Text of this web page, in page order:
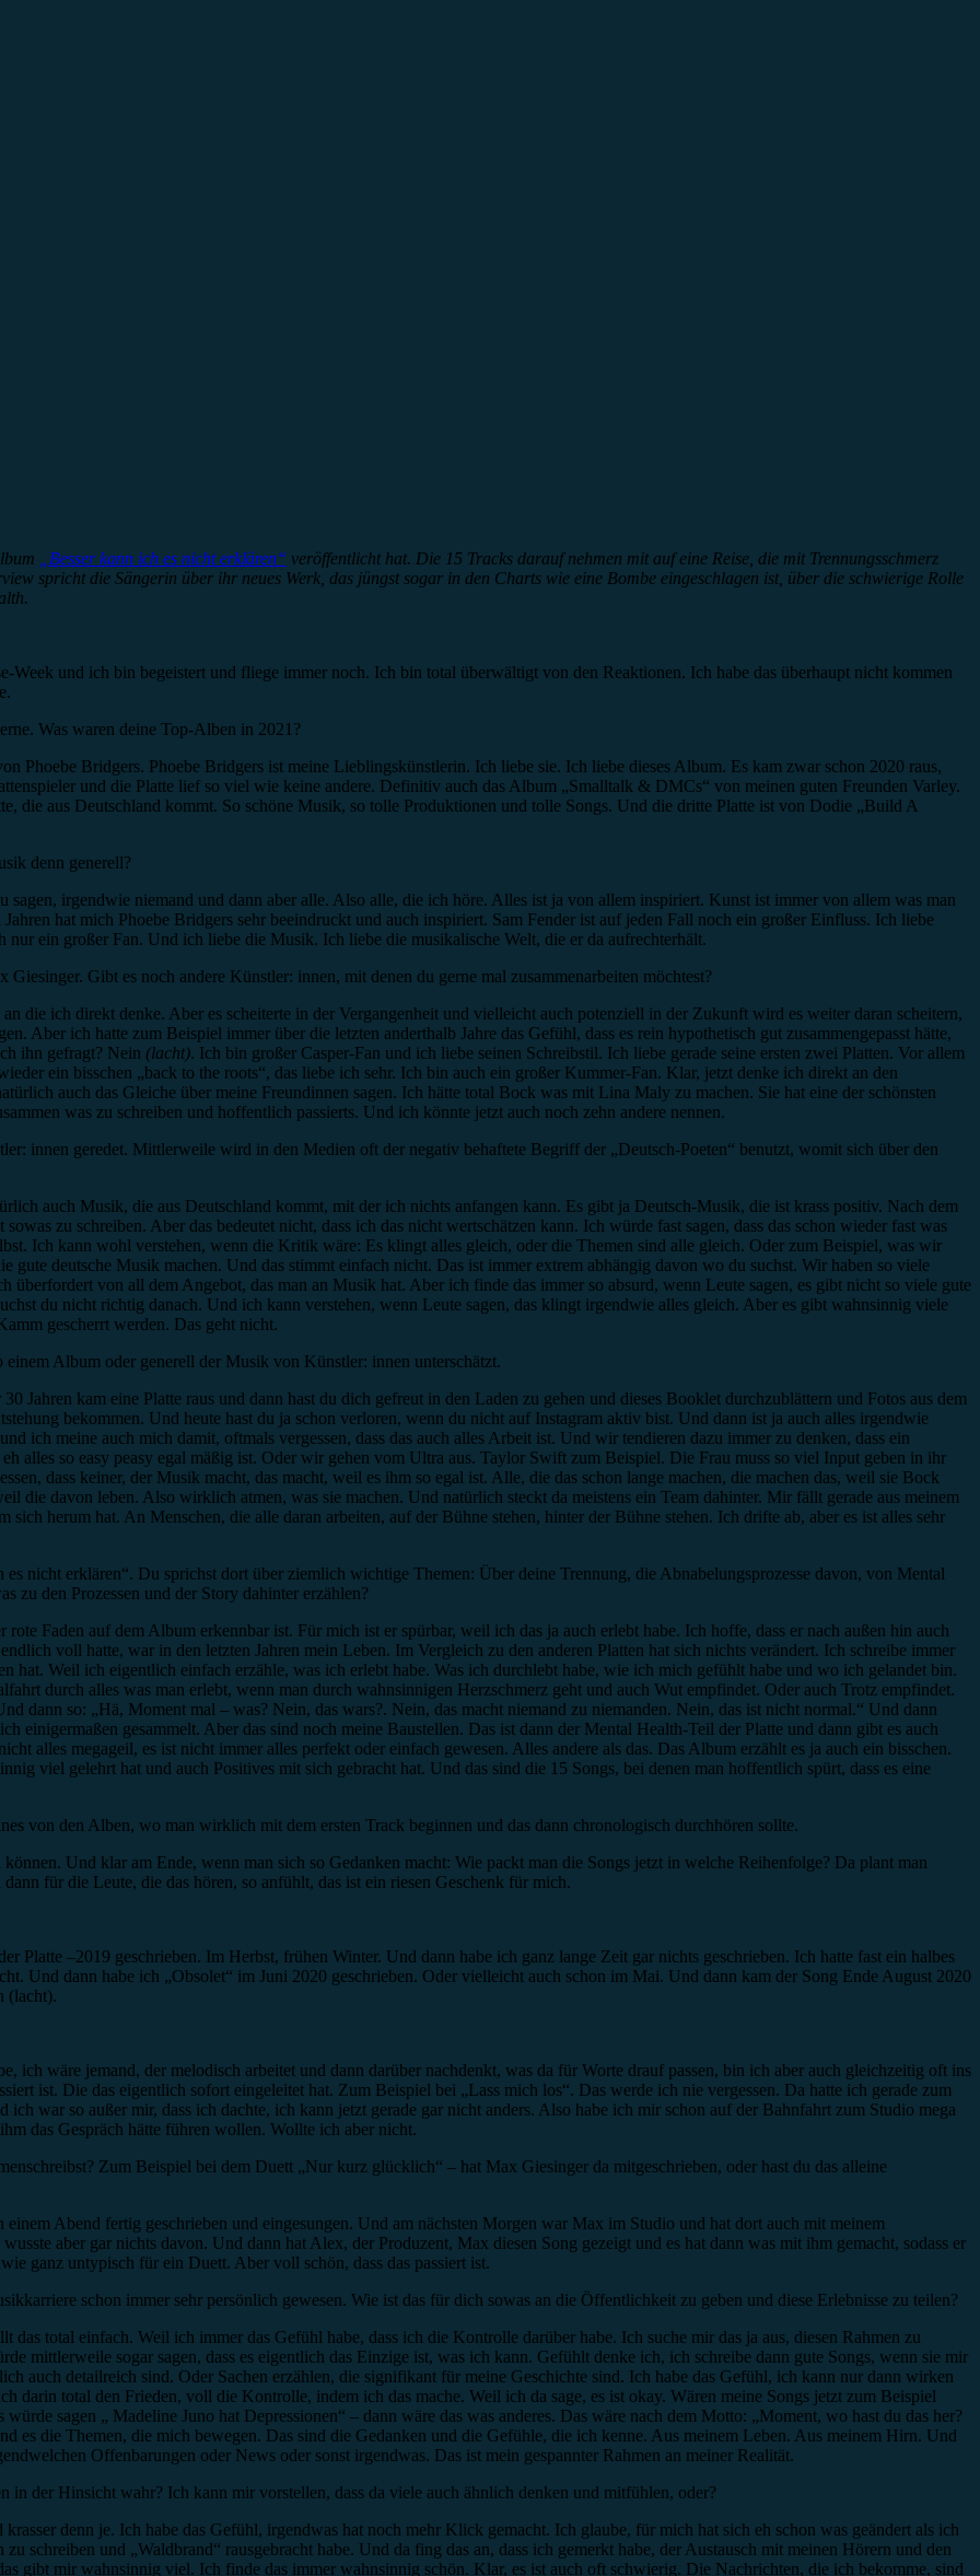
„Besser kann ich es nicht erklären“ veröffentlicht hat. Die 15 Tracks darauf nehmen mit auf eine Reise, die mit Trennungsschmerz
spricht die Sängerin über ihr neues Werk, das jüngst sogar in den Charts wie eine Bombe eingeschlagen ist, über die schwierige Rolle
Week und ich bin begeistert und fliege immer noch. Ich bin total überwältigt von den Reaktionen. Ich habe das überhaupt nicht kommen
Was waren deine Top-Alben in 2021?
Phoebe Bridgers. Phoebe Bridgers ist meine Lieblingskünstlerin. Ich liebe sie. Ich liebe dieses Album. Es kam zwar schon 2020 raus,
und die Platte lief so viel wie keine andere. Definitiv auch das Album „Smalltalk & DMCs“ von meinen guten Freunden Varley.
die aus Deutschland kommt. So schöne Musik, so tolle Produktionen und tolle Songs. Und die dritte Platte ist von Dodie „Build A
denn generell?
irgendwie niemand und dann aber alle. Also alle, die ich höre. Alles ist ja von allem inspiriert. Kunst ist immer von allem was man
hat mich Phoebe Bridgers sehr beeindruckt und auch inspiriert. Sam Fender ist auf jeden Fall noch ein großer Einfluss. Ich liebe
ein großer Fan. Und ich liebe die Musik. Ich liebe die musikalische Welt, die er da aufrechterhält.
Gibt es noch andere Künstler: innen, mit denen du gerne mal zusammenarbeiten möchtest?
die ich direkt denke. Aber es scheiterte in der Vergangenheit und vielleicht auch potenziell in der Zukunft wird es weiter daran scheitern,
Aber ich hatte zum Beispiel immer über die letzten anderthalb Jahre das Gefühl, dass es rein hypothetisch gut zusammengepasst hätte,
ihn gefragt? Nein (lacht). Ich bin großer Casper-Fan und ich liebe seinen Schreibstil. Ich liebe gerade seine ersten zwei Platten. Vor allem
ein bisschen „back to the roots“, das liebe ich sehr. Ich bin auch ein großer Kummer-Fan. Klar, jetzt denke ich direkt an den
auch das Gleiche über meine Freundinnen sagen. Ich hätte total Bock was mit Lina Maly zu machen. Sie hat eine der schönsten
was zu schreiben und hoffentlich passierts. Und ich könnte jetzt auch noch zehn andere nennen.
innen geredet. Mittlerweile wird in den Medien oft der negativ behaftete Begriff der „Deutsch-Poeten“ benutzt, womit sich über den
auch Musik, die aus Deutschland kommt, mit der ich nichts anfangen kann. Es gibt ja Deutsch-Musik, die ist krass positiv. Nach dem
zu schreiben. Aber das bedeutet nicht, dass ich das nicht wertschätzen kann. Ich würde fast sagen, dass das schon wieder fast was
Ich kann wohl verstehen, wenn die Kritik wäre: Es klingt alles gleich, oder die Themen sind alle gleich. Oder zum Beispiel, was wir
gute deutsche Musik machen. Und das stimmt einfach nicht. Das ist immer extrem abhängig davon wo du suchst. Wir haben so viele
von all dem Angebot, das man an Musik hat. Aber ich finde das immer so absurd, wenn Leute sagen, es gibt nicht so viele gute
du nicht richtig danach. Und ich kann verstehen, wenn Leute sagen, das klingt irgendwie alles gleich. Aber es gibt wahnsinnig viele
gescherrt werden. Das geht nicht.
Album oder generell der Musik von Künstler: innen unterschätzt.
Jahren kam eine Platte raus und dann hast du dich gefreut in den Laden zu gehen und dieses Booklet durchzublättern und Fotos aus dem
bekommen. Und heute hast du ja schon verloren, wenn du nicht auf Instagram aktiv bist. Und dann ist ja auch alles irgendwie
ich meine auch mich damit, oftmals vergessen, dass das auch alles Arbeit ist. Und wir tendieren dazu immer zu denken, dass ein
alles so easy peasy egal mäßig ist. Oder wir gehen vom Ultra aus. Taylor Swift zum Beispiel. Die Frau muss so viel Input geben in ihr
dass keiner, der Musik macht, das macht, weil es ihm so egal ist. Alle, die das schon lange machen, die machen das, weil sie Bock
die davon leben. Also wirklich atmen, was sie machen. Und natürlich steckt da meistens ein Team dahinter. Mir fällt gerade aus meinem
herum hat. An Menschen, die alle daran arbeiten, auf der Bühne stehen, hinter der Bühne stehen. Ich drifte ab, aber es ist alles sehr
nicht erklären“. Du sprichst dort über ziemlich wichtige Themen: Über deine Trennung, die Abnabelungsprozesse davon, von Mental
zu den Prozessen und der Story dahinter erzählen?
Faden auf dem Album erkennbar ist. Für mich ist er spürbar, weil ich das ja auch erlebt habe. Ich hoffe, dass er nach außen hin auch
voll hatte, war in den letzten Jahren mein Leben. Im Vergleich zu den anderen Platten hat sich nichts verändert. Ich schreibe immer
hat. Weil ich eigentlich einfach erzähle, was ich erlebt habe. Was ich durchlebt habe, wie ich mich gefühlt habe und wo ich gelandet bin.
durch alles was man erlebt, wenn man durch wahnsinnigen Herzschmerz geht und auch Wut empfindet. Oder auch Trotz empfindet.
dann so: „Hä, Moment mal – was? Nein, das wars?. Nein, das macht niemand zu niemanden. Nein, das ist nicht normal.“ Und dann
einigermaßen gesammelt. Aber das sind noch meine Baustellen. Das ist dann der Mental Health-Teil der Platte und dann gibt es auch
alles megageil, es ist nicht immer alles perfekt oder einfach gewesen. Alles andere als das. Das Album erzählt es ja auch ein bisschen.
viel gelehrt hat und auch Positives mit sich gebracht hat. Und das sind die 15 Songs, bei denen man hoffentlich spürt, dass es eine
von den Alben, wo man wirklich mit dem ersten Track beginnen und das dann chronologisch durchhören sollte.
Und klar am Ende, wenn man sich so Gedanken macht: Wie packt man die Songs jetzt in welche Reihenfolge? Da plant man
für die Leute, die das hören, so anfühlt, das ist ein riesen Geschenk für mich.
Platte –2019 geschrieben. Im Herbst, frühen Winter. Und dann habe ich ganz lange Zeit gar nichts geschrieben. Ich hatte fast ein halbes
Und dann habe ich „Obsolet“ im Juni 2020 geschrieben. Oder vielleicht auch schon im Mai. Und dann kam der Song Ende August 2020
(lacht).
ich wäre jemand, der melodisch arbeitet und dann darüber nachdenkt, was da für Worte drauf passen, bin ich aber auch gleichzeitig oft ins
ist. Die das eigentlich sofort eingeleitet hat. Zum Beispiel bei „Lass mich los“. Das werde ich nie vergessen. Da hatte ich gerade zum
war so außer mir, dass ich dachte, ich kann jetzt gerade gar nicht anders. Also habe ich mir schon auf der Bahnfahrt zum Studio mega
das Gespräch hätte führen wollen. Wollte ich aber nicht.
Zum Beispiel bei dem Duett „Nur kurz glücklich“ – hat Max Giesinger da mitgeschrieben, oder hast du das alleine
Abend fertig geschrieben und eingesungen. Und am nächsten Morgen war Max im Studio und hat dort auch mit meinem
aber gar nichts davon. Und dann hat Alex, der Produzent, Max diesen Song gezeigt und es hat dann was mit ihm gemacht, sodass er
ganz untypisch für ein Duett. Aber voll schön, dass das passiert ist.
schon immer sehr persönlich gewesen. Wie ist das für dich sowas an die Öffentlichkeit zu geben und diese Erlebnisse zu teilen?
total einfach. Weil ich immer das Gefühl habe, dass ich die Kontrolle darüber habe. Ich suche mir das ja aus, diesen Rahmen zu
mittlerweile sogar sagen, dass es eigentlich das Einzige ist, was ich kann. Gefühlt denke ich, ich schreibe dann gute Songs, wenn sie mir
auch detailreich sind. Oder Sachen erzählen, die signifikant für meine Geschichte sind. Ich habe das Gefühl, ich kann nur dann wirken
darin total den Frieden, voll die Kontrolle, indem ich das mache. Weil ich da sage, es ist okay. Wären meine Songs jetzt zum Beispiel
sagen „ Madeline Juno hat Depressionen“ – dann wäre das was anderes. Das wäre nach dem Motto: „Moment, wo hast du das her?
es die Themen, die mich bewegen. Das sind die Gedanken und die Gefühle, die ich kenne. Aus meinem Leben. Aus meinem Hirn. Und
Offenbarungen oder News oder sonst irgendwas. Das ist mein gespannter Rahmen an meiner Realität.
in der Hinsicht wahr? Ich kann mir vorstellen, dass da viele auch ähnlich denken und mitfühlen, oder?
denn je. Ich habe das Gefühl, irgendwas hat noch mehr Klick gemacht. Ich glaube, für mich hat sich eh schon was geändert als ich
schreiben und „Waldbrand“ rausgebracht habe. Und da fing das an, dass ich gemerkt habe, der Austausch mit meinen Hörern und den
gibt mir wahnsinnig viel. Ich finde das immer wahnsinnig schön. Klar, es ist auch oft schwierig. Die Nachrichten, die ich bekomme, sind